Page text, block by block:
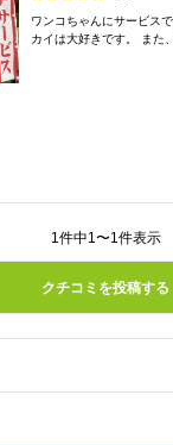
ワンコちゃんにサービス
カイは大好きです。 また
1件中1〜1件表示
クチコミを投稿する